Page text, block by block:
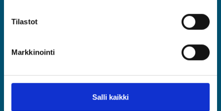
Tilastot
Markkinointi
Salli kaikki
Jäsenyys